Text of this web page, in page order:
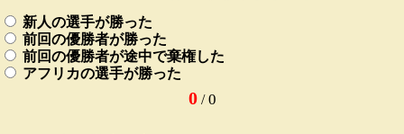
新人の選手が勝った
前回の優勝者が勝った
前回の優勝者が途中で棄権した
アフリカの選手が勝った
0/0